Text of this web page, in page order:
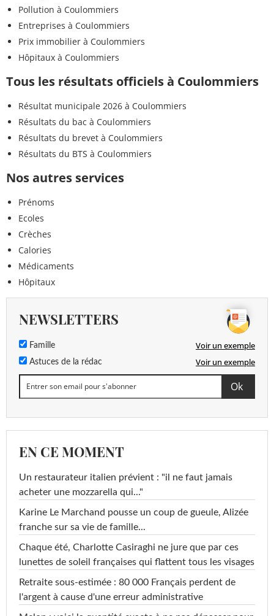
Pollution à Coulommiers
Entreprises à Coulommiers
Prix immobilier à Coulommiers
Hôpitaux à Coulommiers
Tous les résultats officiels à Coulommiers
Résultat municipale 2026 à Coulommiers
Résultats du bac à Coulommiers
Résultats du brevet à Coulommiers
Résultats du BTS à Coulommiers
Nos autres services
Prénoms
Ecoles
Crèches
Calories
Médicaments
Hôpitaux
NEWSLETTERS
Famille Voir un exemple
Astuces de la rédac Voir un exemple
EN CE MOMENT
Un restaurateur italien prévient : "il ne faut jamais
acheter une mozzarella qui..."
Karine Le Marchand pousse un coup de gueule, Alizée
franche sur sa vie de famille...
Chaque été, Charlotte Casiraghi ne jure que par ces
lunettes de soleil françaises qui flattent tous les visages
Retraite sous-estimée : 80 000 Français perdent de
l'argent à cause d'une erreur administrative